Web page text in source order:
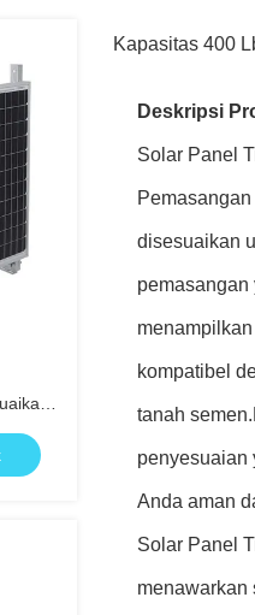
Kapasitas 400
Deskripsi
Solar Panel
disesuaikan
pemasangan
kompatibel
tanah
penyesuaian
Anda aman
Solar Panel
menawarkan